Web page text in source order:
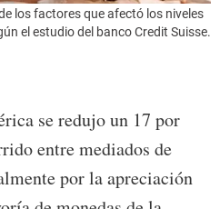
los factores que afectó los niveles
el estudio del banco Credit Suisse.
se redujo un 17 por
entre mediados de
por la apreciación